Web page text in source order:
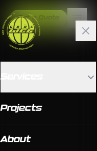
Get a Quote
Projects
About